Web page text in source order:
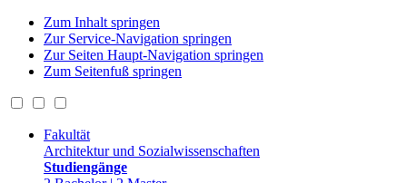
Zum Inhalt springen
Zur Service-Navigation springen
Zur Seiten Haupt-Navigation springen
Zum Seitenfuß springen
Fakultät
Architektur und Sozialwissenschaften
Studiengänge